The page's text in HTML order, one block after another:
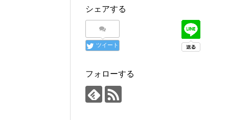
シェアする
ツイート
フォローする